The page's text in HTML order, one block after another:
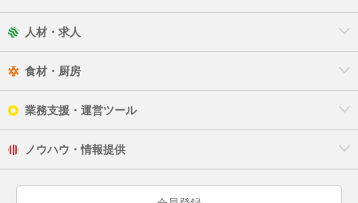
人材・求人
食材・厨房
業務支援・運営ツール
ノウハウ・情報提供